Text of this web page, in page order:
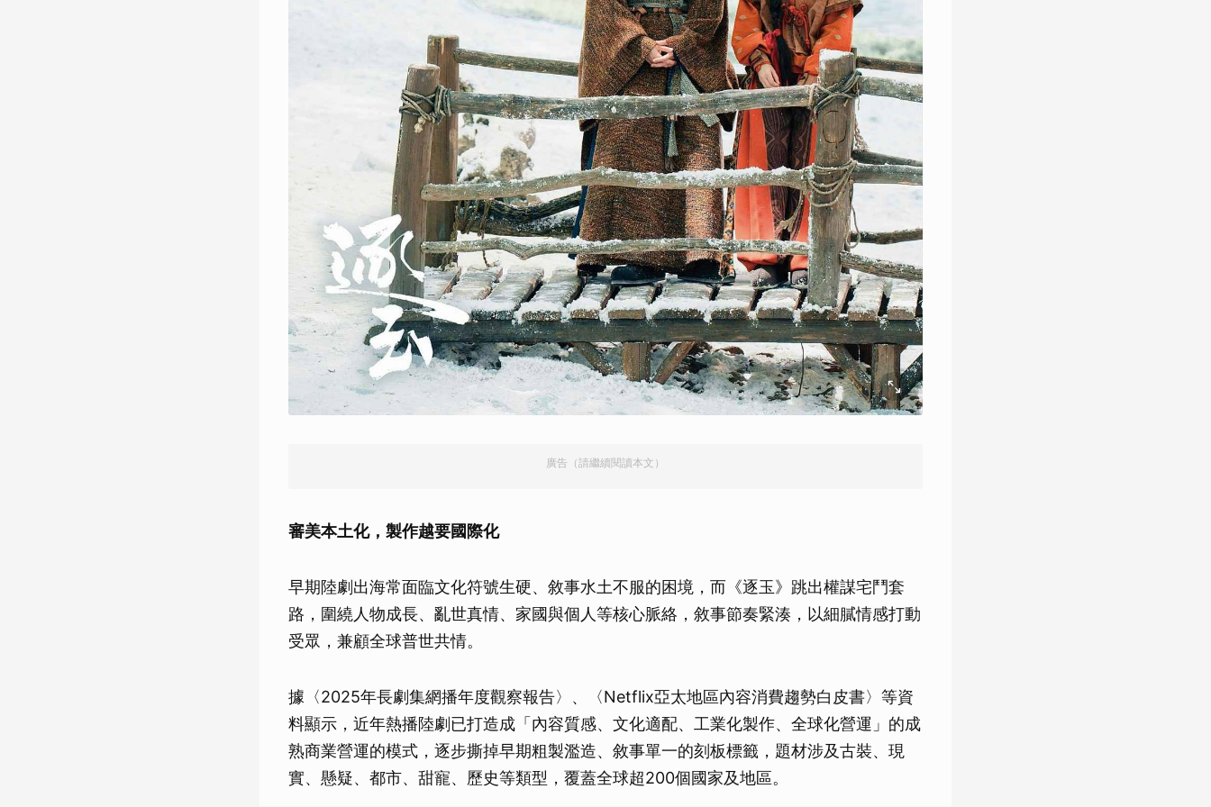
廣告（請繼續閱讀本文）
審美本土化，製作越要國際化
早期陸劇出海常面臨文化符號生硬、敘事水土不服的困境，而《逐玉》跳出權謀宅鬥套
路，圍繞人物成長、亂世真情、家國與個人等核心脈絡，敘事節奏緊湊，以細膩情感打動
受眾，兼顧全球普世共情。
據〈2025年長劇集網播年度觀察報告〉、〈Netflix亞太地區內容消費趨勢白皮書〉等資
料顯示，近年熱播陸劇已打造成「內容質感、文化適配、工業化製作、全球化營運」的成
熟商業營運的模式，逐步撕掉早期粗製濫造、敘事單一的刻板標籤，題材涉及古裝、現
實、懸疑、都市、甜寵、歷史等類型，覆蓋全球超200個國家及地區。